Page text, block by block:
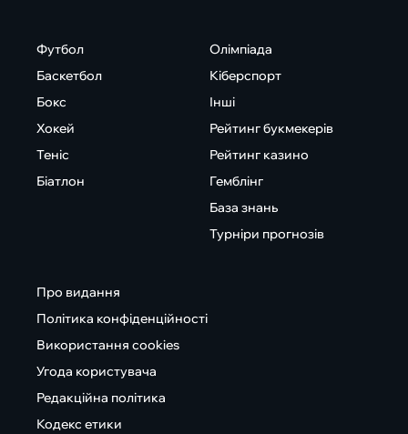
Футбол
Баскетбол
Бокс
Хокей
Теніс
Біатлон
Олімпіада
Кіберспорт
Інші
Рейтинг букмекерів
Рейтинг казино
Гемблінг
База знань
Турніри прогнозів
Про видання
Політика конфіденційності
Використання cookies
Угода користувача
Редакційна політика
Кодекс етики